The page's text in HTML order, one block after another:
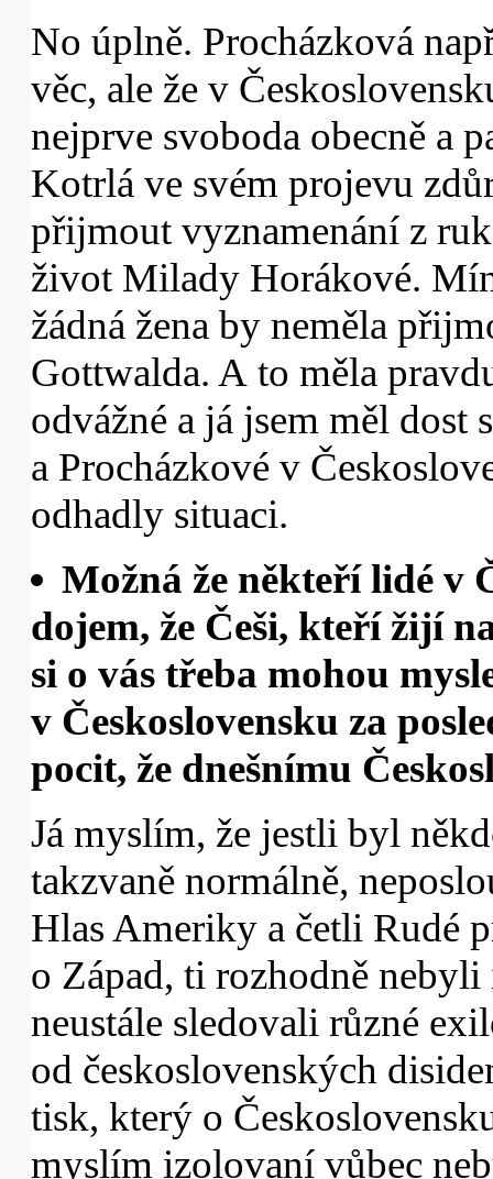
No úplně. Procházková
věc, ale že v
nejprve svoboda obecně a
Kotrlá ve svém projevu
přijmout vyznamenání z
život Milady Horákové.
žádná žena by neměla
Gottwalda. A to měla
odvážné a já jsem měl dost
a Procházkové v
odhadly situaci.
Možná že někteří lidé v
dojem, že Češi, kteří žijí
si o vás třeba mohou
v Československu za
pocit, že dnešnímu
Já myslím, že jestli byl
takzvaně normálně,
Hlas Ameriky a četli Rudé
o Západ, ti rozhodně
neustále sledovali různé
od československých
tisk, který o
myslím izolovaní vůbec